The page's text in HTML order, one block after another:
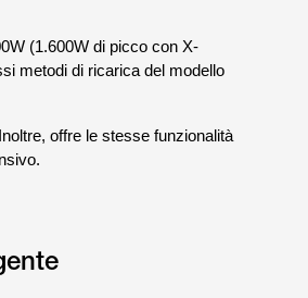
(1.600W di picco con X-
metodi di ricarica del modello
offre le stesse funzionalità